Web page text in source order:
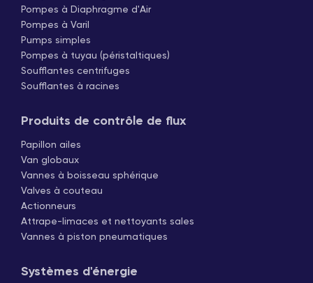
Pompes à Diaphragme d'Air
Pompes à Varil
Pumps simples
Pompes à tuyau (péristaltiques)
Soufflantes centrifuges
Soufflantes à racines
Produits de contrôle de flux
Papillon ailes
Van globaux
Vannes à boisseau sphérique
Valves à couteau
Actionneurs
Attrape-limaces et nettoyants sales
Vannes à piston pneumatiques
Systèmes d'énergie